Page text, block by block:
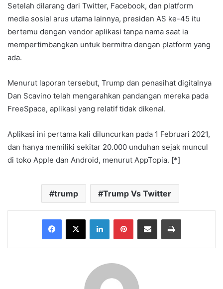
Setelah dilarang dari Twitter, Facebook, dan platform
media sosial arus utama lainnya, presiden AS ke-45 itu
bertemu dengan vendor aplikasi tanpa nama saat ia
mempertimbangkan untuk bermitra dengan platform yang
ada.
Menurut laporan tersebut, Trump dan penasihat digitalnya
Dan Scavino telah mengarahkan pandangan mereka pada
FreeSpace, aplikasi yang relatif tidak dikenal.
Aplikasi ini pertama kali diluncurkan pada 1 Februari 2021,
dan hanya memiliki sekitar 20.000 unduhan sejak muncul
di toko Apple dan Android, menurut AppTopia. [*]
trump Trump Vs Twitter
Facebook
X LinkedInPinterestShare via Email Print